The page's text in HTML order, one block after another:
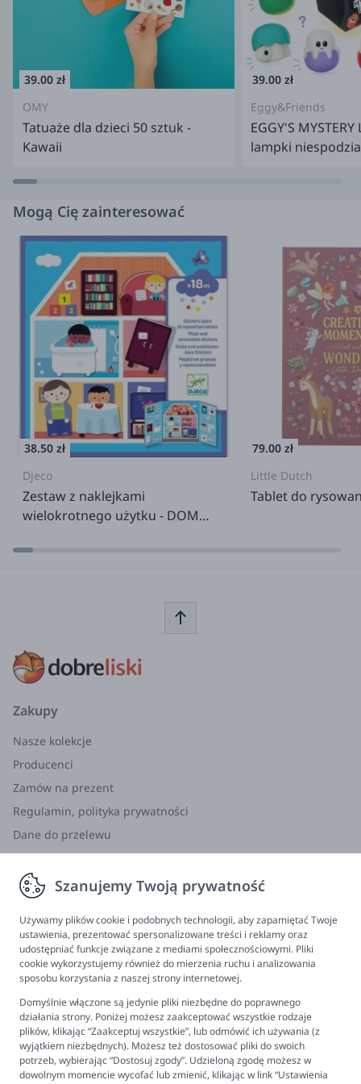
39.00 zł
OMY
Tatuaże dla dzieci 50 sztuk -
Kawaii
39.00 zł
Eggy&Friends
EGGY'S
lampki
Mogą Cię zainteresować
38.50 zł
Djeco
Zestaw z naklejkami
wielokrotnego użytku - DOM
79.00 zł
Little Dutch
Tablet do
Zakupy
Nasze kolekcje
Producenci
Zamów na prezent
Regulamin, polityka prywatności
Dane do przelewu
Zwroty, wymiana, reklamacja
Informacje
Program lojalnościowy
FAQ - najczęściej zadawane pytania
Newsletter
Ustawienia plików cookies
Biuro obsługi klienta
Pon. - Pt. 9:00 - 16:00
Szanujemy Twoją prywatność
Używamy plików cookie i podobnych technologii, aby zapamiętać Twoje
ustawienia, prezentować spersonalizowane treści i reklamy oraz
udostępniać funkcje związane z mediami społecznościowymi. Pliki
cookie wykorzystujemy również do mierzenia ruchu i analizowania
sposobu korzystania z naszej strony internetowej.
Domyślnie włączone są jedynie pliki niezbędne do poprawnego
działania strony. Poniżej możesz zaakceptować wszystkie rodzaje
plików, klikając “Zaakceptuj wszystkie”, lub odmówić ich używania (z
wyjątkiem niezbędnych). Możesz też dostosować pliki do swoich
potrzeb, wybierając “Dostosuj zgody”. Udzieloną zgodę możesz w
dowolnym momencie wycofać lub zmienić, klikając w link “Ustawienia